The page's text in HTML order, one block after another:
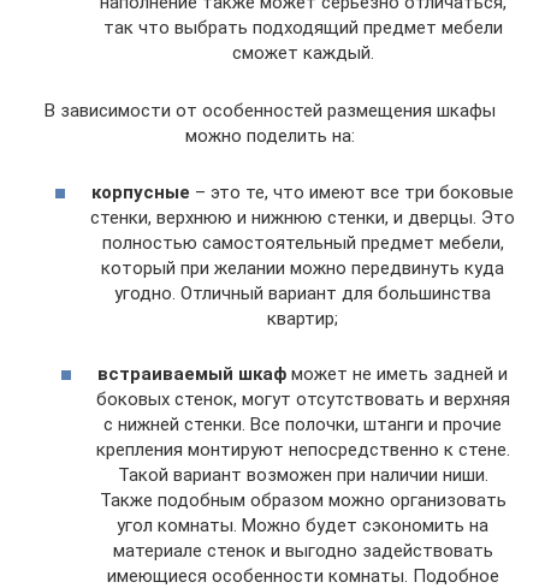
так что выбрать подходящий предмет мебели
сможет каждый.
В зависимости от особенностей размещения шкафы
можно поделить на:
корпусные – это те, что имеют все три боковые
стенки, верхнюю и нижнюю стенки, и дверцы. Это
полностью самостоятельный предмет мебели,
который при желании можно передвинуть куда
угодно. Отличный вариант для большинства
квартир;
встраиваемый шкаф может не иметь задней и
боковых стенок, могут отсутствовать и верхняя
с нижней стенки. Все полочки, штанги и прочие
крепления монтируют непосредственно к стене.
Такой вариант возможен при наличии ниши.
Также подобным образом можно организовать
угол комнаты. Можно будет сэкономить на
материале стенок и выгодно задействовать
имеющиеся особенности комнаты. Подобное